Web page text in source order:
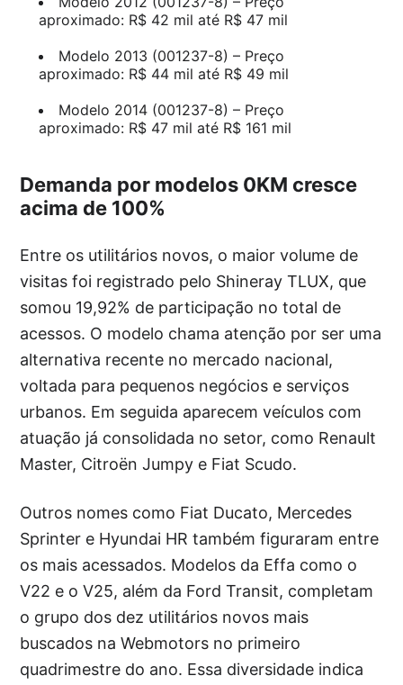
aproximado: R$ 42 mil até R$ 47 mil
Modelo 2013 (001237-8) – Preço
aproximado: R$ 44 mil até R$ 49 mil
Modelo 2014 (001237-8) – Preço
aproximado: R$ 47 mil até R$ 161 mil
Demanda por modelos 0KM cresce
acima de 100%
Entre os utilitários novos, o maior volume de
visitas foi registrado pelo Shineray TLUX, que
somou 19,92% de participação no total de
acessos. O modelo chama atenção por ser uma
alternativa recente no mercado nacional,
voltada para pequenos negócios e serviços
urbanos. Em seguida aparecem veículos com
atuação já consolidada no setor, como Renault
Master, Citroën Jumpy e Fiat Scudo.
Outros nomes como Fiat Ducato, Mercedes
Sprinter e Hyundai HR também figuraram entre
os mais acessados. Modelos da Effa como o
V22 e o V25, além da Ford Transit, completam
o grupo dos dez utilitários novos mais
buscados na Webmotors no primeiro
quadrimestre do ano. Essa diversidade indica